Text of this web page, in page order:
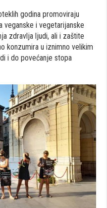
godina promoviraju
veganske i vegetarijanske
zdravlja ljudi, ali i zaštite
konzumira u iznimno velikim
i do povećanje stopa